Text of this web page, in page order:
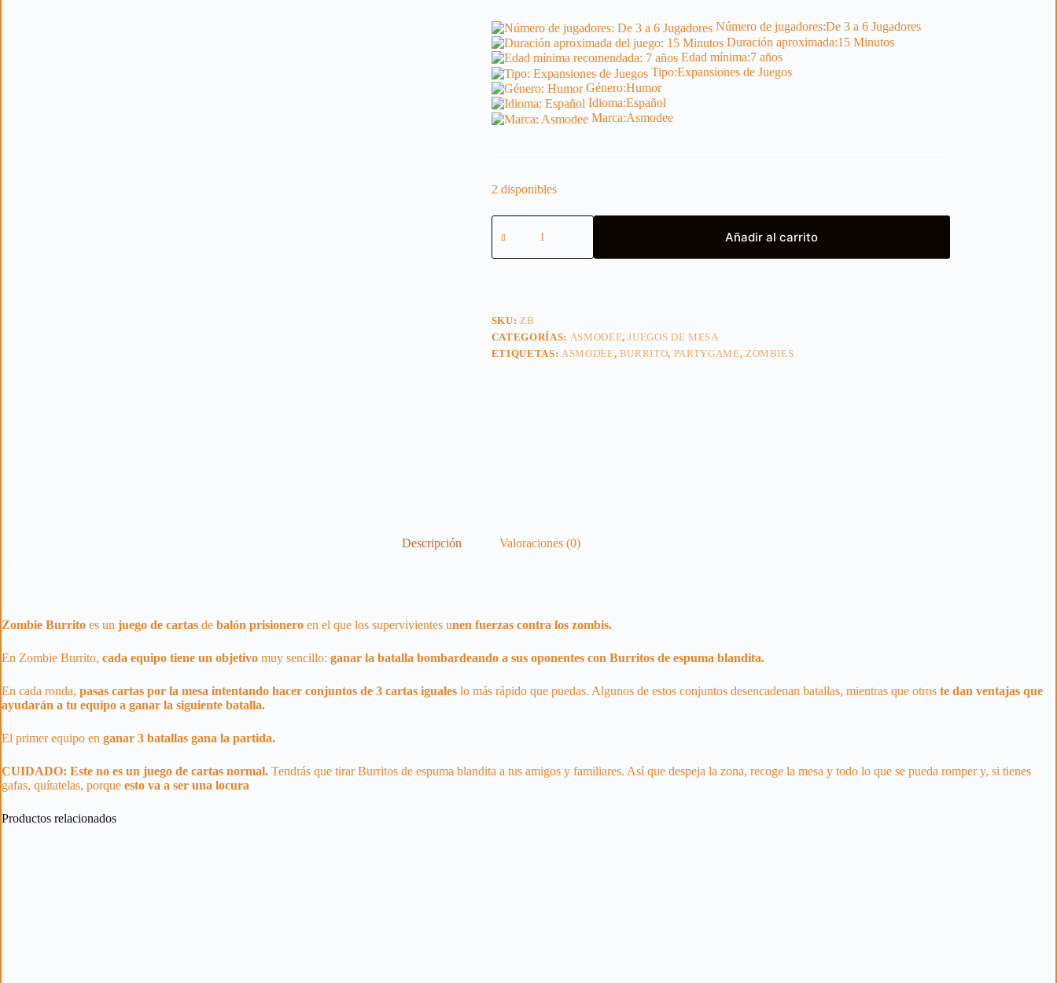
Número de jugadores:De 3 a 6 Jugadores
Duración aproximada:15 Minutos
Edad mínima:7 años
Tipo:Expansiones de Juegos
Género:Humor
Idioma:Español
Marca:Asmodee
2 disponibles
Zombies
Burrito
Añadir al carrito
SKU: ZB
CATEGORÍAS: ASMODEE,JUEGOS DE MESA
ETIQUETAS: ASMODEE, BURRITO, PARTYGAME, ZOMBIES
Descripción Valoraciones (0)
Zombie Burrito es un juego de cartas de balón prisionero en el que los supervivientes unen fuerzas contra los zombis.
En Zombie Burrito, cada equipo tiene un objetivo muy sencillo: ganar la batalla bombardeando a sus oponentes con Burritos de espuma blandita.
En cada ronda, pasas cartas por la mesa intentando hacer conjuntos de 3 cartas iguales lo más rápido que puedas. Algunos de estos conjuntos desencadenan batallas, mientras que otros te dan ventajas que
ayudarán a tu equipo a ganar la siguiente batalla.
El primer equipo en ganar 3 batallas gana la partida.
CUIDADO: Este no es un juego de cartas normal. Tendrás que tirar Burritos de espuma blandita a tus amigos y familiares. Así que despeja la zona, recoge la mesa y todo lo que se pueda romper y, si tienes
gafas, quítatelas, porque esto va a ser una locura
Productos relacionados